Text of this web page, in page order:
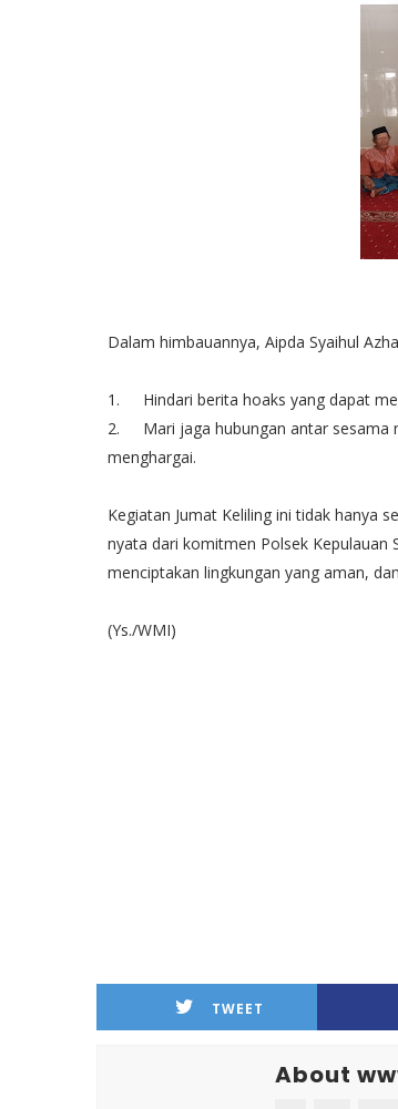
Dalam himbauannya, Aipda Syaihul
1.
Hindari berita hoaks yang dapat
2.
Mari jaga hubungan antar
menghargai.
Kegiatan Jumat Keliling ini tidak hanya
nyata dari komitmen Polsek
menciptakan lingkungan yang aman,
(Ys./WMI)
TWEET
About